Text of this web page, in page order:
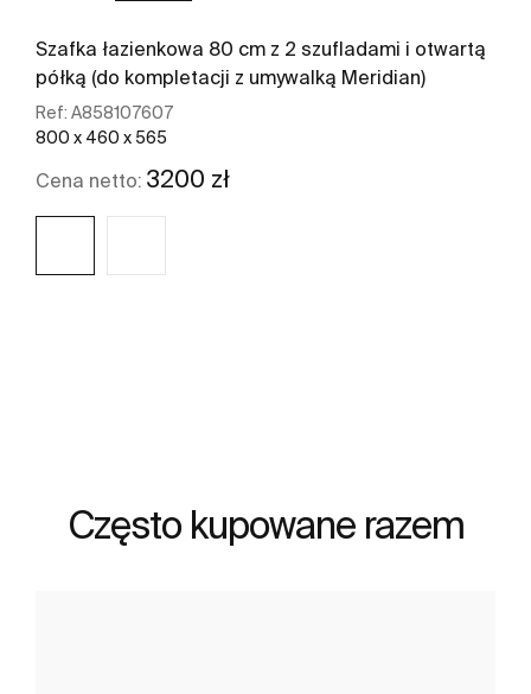
Szafka łazienkowa 80 cm z 2 szufladami i otwartą
półką (do kompletacji z umywalką Meridian)
Ref: A858107607
800 x 460 x 565
Cena netto: 3200 zł
Często kupowane razem